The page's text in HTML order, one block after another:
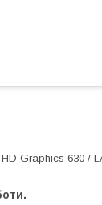
Graphics 630 /